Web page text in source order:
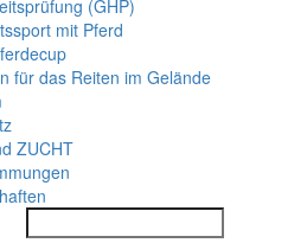
(GHP)
mit Pferd
für das Reiten im Gelände
ZUCHT